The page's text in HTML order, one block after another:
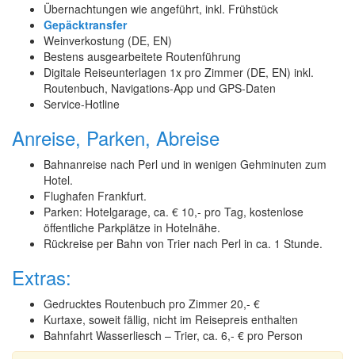
Übernachtungen wie angeführt, inkl. Frühstück
Gepäcktransfer
Weinverkostung (DE, EN)
Bestens ausgearbeitete Routenführung
Digitale Reiseunterlagen 1x pro Zimmer (DE, EN) inkl.
Routenbuch, Navigations-App und GPS-Daten
Service-Hotline
Anreise, Parken, Abreise
Bahnanreise nach Perl und in wenigen Gehminuten zum
Hotel.
Flughafen Frankfurt.
Parken: Hotelgarage, ca. € 10,- pro Tag, kostenlose
öffentliche Parkplätze in Hotelnähe.
Rückreise per Bahn von Trier nach Perl in ca. 1 Stunde.
Extras:
Gedrucktes Routenbuch pro Zimmer 20,- €
Kurtaxe, soweit fällig, nicht im Reisepreis enthalten
Bahnfahrt Wasserliesch – Trier, ca. 6,- € pro Person